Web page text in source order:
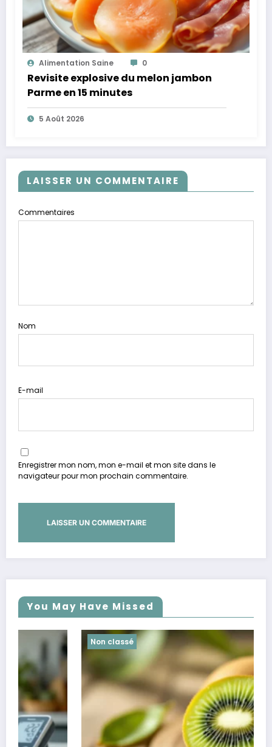
Alimentation Saine 0
Revisite explosive du melon jambon
Parme en 15 minutes
5 Août 2026
LAISSER UN COMMENTAIRE
Commentaires
Nom
E-mail
Enregistrer mon nom, mon e-mail et mon site dans le
navigateur pour mon prochain commentaire.
You May Have Missed
Non classé